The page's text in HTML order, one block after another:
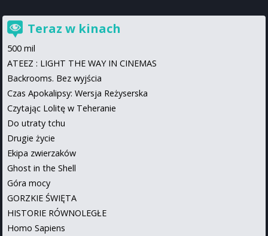
Teraz w kinach
500 mil
ATEEZ : LIGHT THE WAY IN CINEMAS
Backrooms. Bez wyjścia
Czas Apokalipsy: Wersja Reżyserska
Czytając Lolitę w Teheranie
Do utraty tchu
Drugie życie
Ekipa zwierzaków
Ghost in the Shell
Góra mocy
GORZKIE ŚWIĘTA
HISTORIE RÓWNOLEGŁE
Homo Sapiens